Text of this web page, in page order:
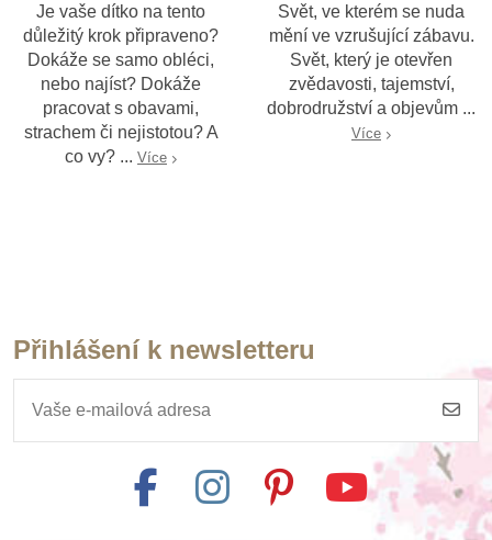
Je vaše dítko na tento
důležitý krok připraveno?
Dokáže se samo obléci,
nebo najíst? Dokáže
pracovat s obavami,
strachem či nejistotou? A
co vy? ... Více
Svět, ve kterém se nuda
mění ve vzrušující zábavu.
Svět, který je otevřen
zvědavosti, tajemství,
dobrodružství a objevům ...
Více
Přihlášení k newsletteru